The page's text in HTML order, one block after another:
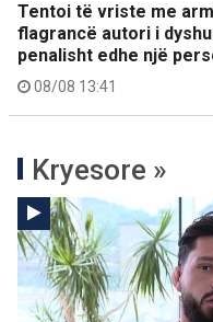
Tentoi të vriste me
flagrancë autori i
penalisht edhe një
08/08 13:41
Kryesore »